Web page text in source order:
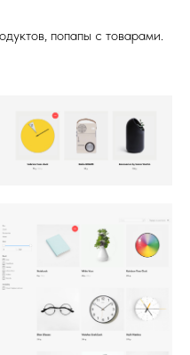
попапы с товарами.